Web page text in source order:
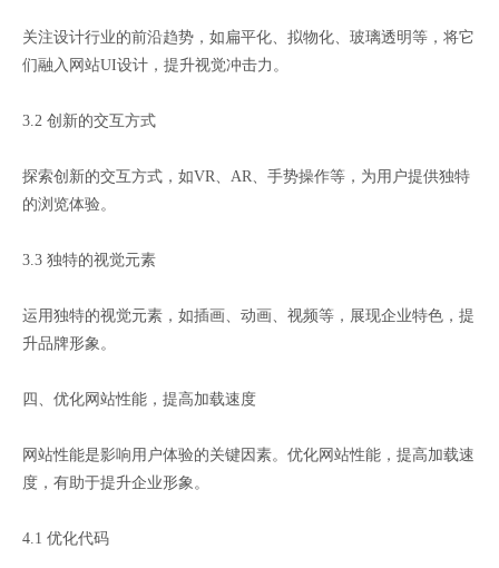
关注设计行业的前沿趋势，如扁平化、拟物化、玻璃透明等，将它
们融入网站UI设计，提升视觉冲击力。
3.2 创新的交互方式
探索创新的交互方式，如VR、AR、手势操作等，为用户提供独特
的浏览体验。
3.3 独特的视觉元素
运用独特的视觉元素，如插画、动画、视频等，展现企业特色，提
升品牌形象。
四、优化网站性能，提高加载速度
网站性能是影响用户体验的关键因素。优化网站性能，提高加载速
度，有助于提升企业形象。
4.1 优化代码